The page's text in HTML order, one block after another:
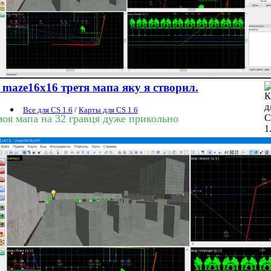
maze16x16 третя мапа яку я створил.
Все для CS 1.6 / Карты для CS 1.6
мапа на 32 гравця дуже прикольно